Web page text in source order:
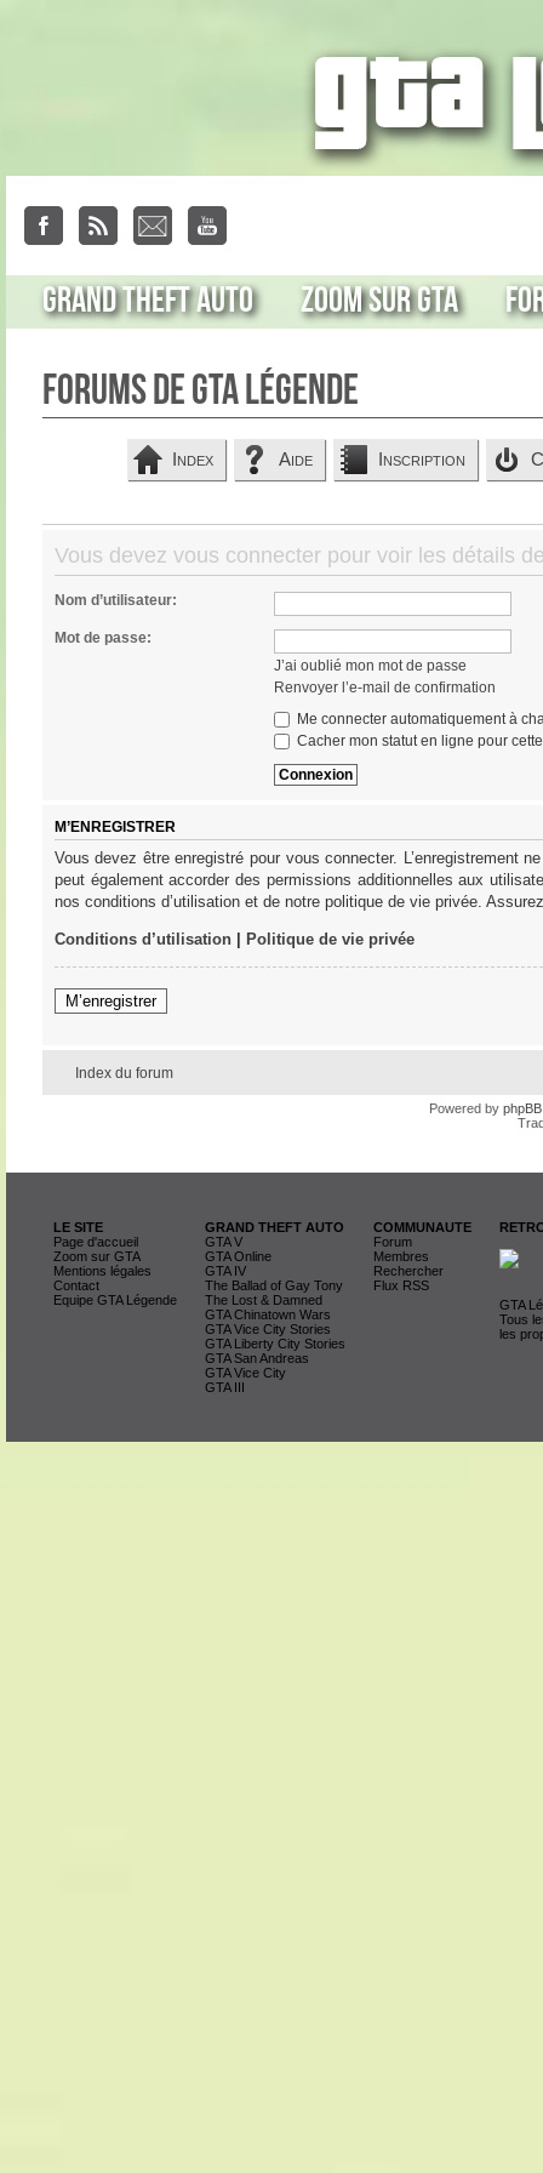
Grand Theft Auto Zoom sur GTA
Forums de GTA Légende
Index Aide Inscription
Vous devez vous connecter pour voir les détails
Nom d’utilisateur:
Mot de passe:
J’ai oublié mon mot de passe
Renvoyer l’e-mail de confirmation
Me connecter automatiquement à
Cacher mon statut en ligne pour
M’ENREGISTRER
Vous devez être enregistré pour vous connecter. L’enregistrement
peut également accorder des permissions additionnelles aux
nos conditions d’utilisation et de notre politique de vie privée.
Conditions d’utilisation| Politique de vie privée
M’enregistrer
Index du forum
Powered by phpBB
LE SITE
Page d'accueil
Zoom sur GTA
Mentions légales
Contact
Equipe GTA Légende
GRAND THEFT AUTO
GTA V
GTA Online
GTA IV
The Ballad of Gay Tony
The Lost & Damned
GTA Chinatown Wars
GTA Vice City Stories
GTA Liberty City Stories
GTA San Andreas
GTA Vice City
GTA III
COMMUNAUTE
Forum
Membres
Rechercher
Flux RSS
GTA
Tous
les